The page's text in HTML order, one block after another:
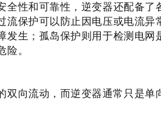
全性和可靠性，逆变器还配备
流保护可以防止因电压或电流
发生；孤岛保护则用于检测电
。
双向流动，而逆变器通常只是单